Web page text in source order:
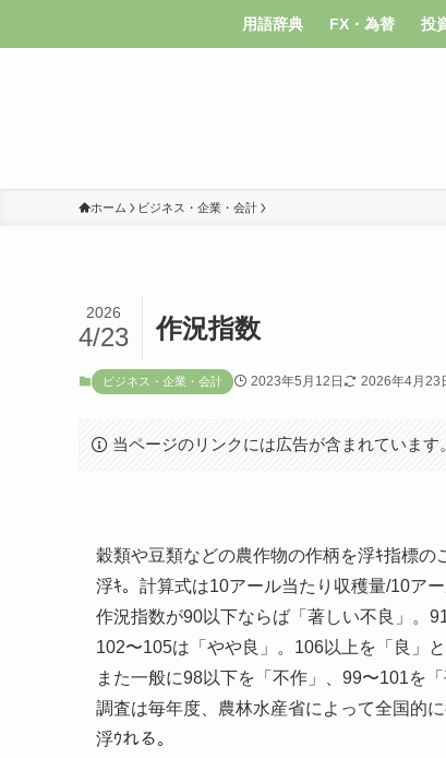
用語辞典 FX・為替 投
ホーム ビジネス・企業・会計
作況指数
2026
4/23
ビジネス・企業・会計 2023年5月12日 2026年4月23
当ページのリンクには広告が含まれています。
穀類や豆類などの農作物の作柄を浮ｷ指標
浮ｷ。計算式は10アール当たり収穫量/10ア
作況指数が90以下ならば「著しい不良」。
102〜105は「やや良」。106以上を「良」と
また一般に98以下を「不作」、99〜101を
調査は毎年度、農林水産省によって全国的
浮ｳれる。